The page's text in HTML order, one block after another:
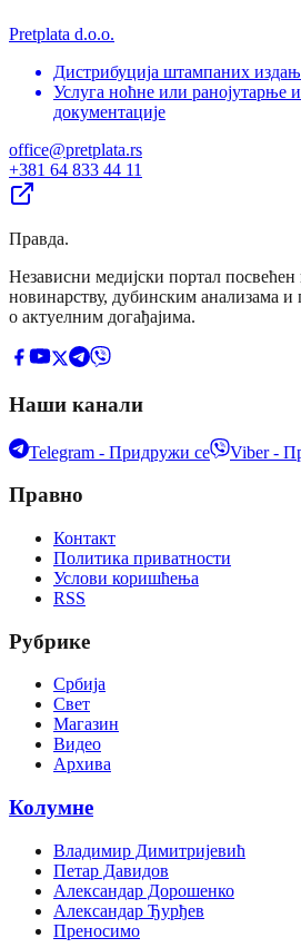
Pretplata d.o.o.
Дистрибуција штампаних
Услуга ноћне или ранојутарње
документације
office@pretplata.rs
+381 64 833 44 11
Правда.
Независни медијски портал
новинарству, дубинским анализама
о актуелним догађајима.
Наши канали
Telegram - Придружи се Viber -
Правно
Контакт
Политика приватности
Услови коришћења
RSS
Рубрике
Србија
Свет
Магазин
Видео
Архива
Колумне
Владимир Димитријевић
Петар Давидов
Александар Дорошенко
Александар Ђурђев
Преносимо